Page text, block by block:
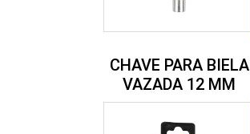
CHAVE PARA BIELA
VAZADA 12 MM